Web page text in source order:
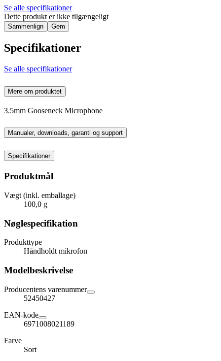
Se alle specifikationer
Dette produkt er ikke tilgængeligt
Sammenlign Gem
Specifikationer
Se alle specifikationer
Mere om produktet
3.5mm Gooseneck Microphone
Manualer, downloads, garanti og support
Specifikationer
Produktmål
Vægt (inkl. emballage)
100,0 g
Nøglespecifikation
Produkttype
Håndholdt mikrofon
Modelbeskrivelse
Producentens varenummer
52450427
EAN-kode
6971008021189
Farve
Sort